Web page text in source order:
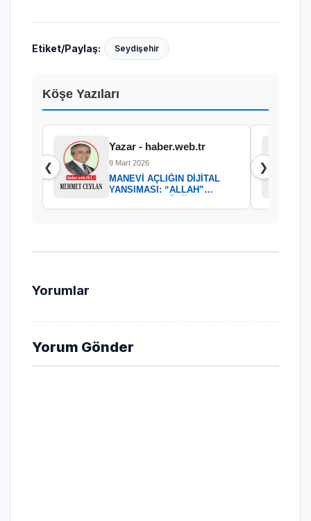
Etiket/Paylaş: Seydişehir
Köşe Yazıları
❮
Yazar - haber.web.tr
9 Mart 2026
MANEVİ AÇLIĞIN DİJİTAL
YANSIMASI: “ALLAH”
❯
Yorumlar
Yorum Gönder